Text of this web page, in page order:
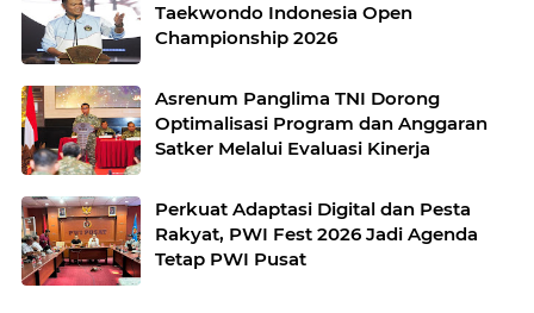
Taekwondo Indonesia Open
Championship 2026
Asrenum Panglima TNI Dorong
Optimalisasi Program dan Anggaran
Satker Melalui Evaluasi Kinerja
Perkuat Adaptasi Digital dan Pesta
Rakyat, PWI Fest 2026 Jadi Agenda
Tetap PWI Pusat